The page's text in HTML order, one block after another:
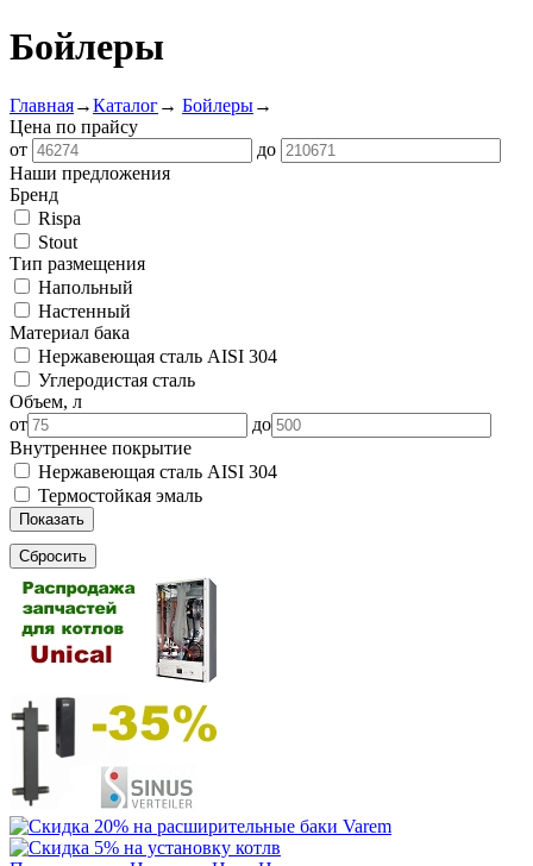
Бойлеры
Главная→Каталог→ Бойлеры→
Цена по прайсу
от
до
Наши предложения
Бренд
Rispa
Stout
Тип размещения
Напольный
Настенный
Материал бака
Нержавеющая сталь AISI 304
Углеродистая сталь
Объем, л
от
до
Внутреннее покрытие
Нержавеющая сталь AISI 304
Термостойкая эмаль
Показать
Сбросить